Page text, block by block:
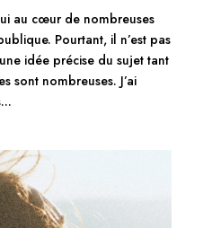
au cœur de nombreuses
Pourtant, il n’est pas
idée précise du sujet tant
sont nombreuses. J’ai